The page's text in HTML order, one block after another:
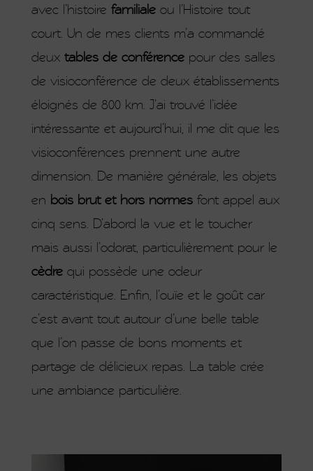
avec l’histoire familialeou l’Histoire tout
court. Un de mes clients m’a commandé
deux tables de conférencepour des salles
de visioconférence de deux établissements
éloignés de 800 km. J’ai trouvé l’idée
intéressante et aujourd’hui, il me dit que les
visioconférences prennent une autre
dimension. De manière générale, les objets
en bois brut et hors normesfont appel aux
cinq sens. D’abord la vue et le toucher
mais aussi l’odorat, particulièrement pour le
cèdrequi possède une odeur
caractéristique. Enfin, l’ouïe et le goût car
c’est avant tout autour d’une belle table
que l’on passe de bons moments et
partage de délicieux repas. La table crée
une ambiance particulière.